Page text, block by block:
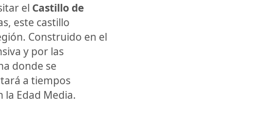
el Castillo de
este castillo
Construido en el
y por las
donde se
a tiempos
Edad Media.